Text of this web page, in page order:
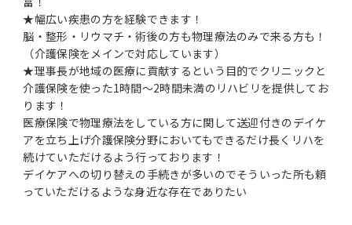
★幅広い疾患の方を経験できます！
脳・整形・リウマチ・術後の方も物理療法のみで来る方も！
（介護保険をメインで対応しています）
★理事長が地域の医療に貢献するという目的でクリニックと
介護保険を使った1時間～2時間未満のリハビリを提供してお
ります！
医療保険で物理療法をしている方に関して送迎付きのデイケ
アを立ち上げ介護保険分野においてもできるだけ長くリハを
続けていただけるよう行っております！
デイケアへの切り替えの手続きが多いのでそういった所も頼
っていただけるような身近な存在でありたい